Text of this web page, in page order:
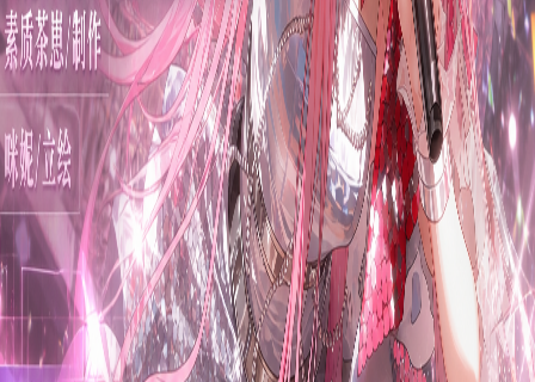
作品 · 动态
喜欢的游戏1 作品0 动态 3
TEA BOT 101 女团选秀模拟器
✨✨ 欢迎登录《TEA BOT 101》造星系统！ ✨✨ [你已进入全
封闭训练基地] ▷ 24小时隐藏镜头捕捉每个瞬间 ▷ 98名竞争
者与你争夺7个出道位 ▷ 资本博弈/舆情风暴/生死淘汰——舞
台即战场！ [系统初始化中...] 警告： • 末位淘汰制已激活
（首轮淘汰率30%） • 00:00-06:00监控盲区开放秘密行动
• 请填写练习生档案： [姓名]：__________ [生成身份]：
[生日]：（影响玄学事件概率） >>> 玻璃穹顶已升起，你的偶